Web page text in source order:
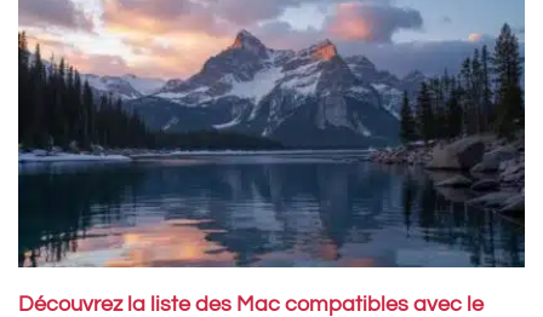
Découvrez la liste des Mac compatibles avec le